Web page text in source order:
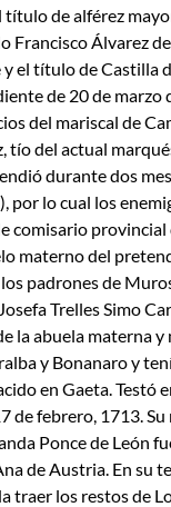
título de alférez
Francisco Álvarez
y el título de Castilla
de 20 de marzo
del mariscal de
tío del actual
durante dos
por lo cual los
comisario
materno del
padrones de
Trelles Simo
la abuela materna y
y Bonanaro y
en Gaeta. Testó
de febrero, 1713.
Ponce de León
de Austria. En su
traer los restos de